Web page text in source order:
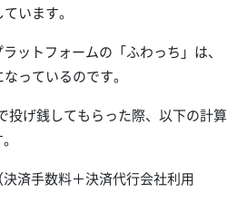
います。
ットフォームの「ふわっち」は、
っているのです。
投げ銭してもらった際、以下の計算
決済手数料＋決済代行会社利用